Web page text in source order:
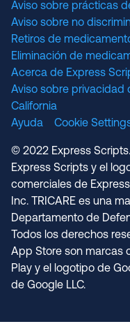
Aviso sobre prácticas
Aviso sobre no
Retiros de
Eliminación de
Acerca de Express
Aviso sobre privacidad
California
Ayuda
Cookie
© 2022 Express
Express Scripts y el
comerciales de
Inc. TRICARE es una
Departamento de
Todos los derechos
App Store son marcas
Play y el logotipo de
de Google LLC.